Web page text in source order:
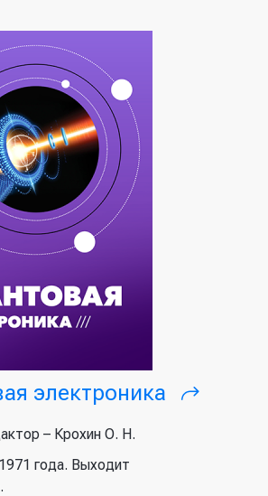
электроника
– Крохин О. Н.
года. Выходит